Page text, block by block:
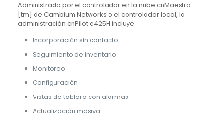
Administrado por el controlador en la nube cnMaestro
[tm] de Cambium Networks o el controlador local, la
administración cnPilot e425H incluye:
Incorporación sin contacto
Seguimiento de inventario
Monitoreo
Configuración
Vistas de tablero con alarmas
Actualización masiva